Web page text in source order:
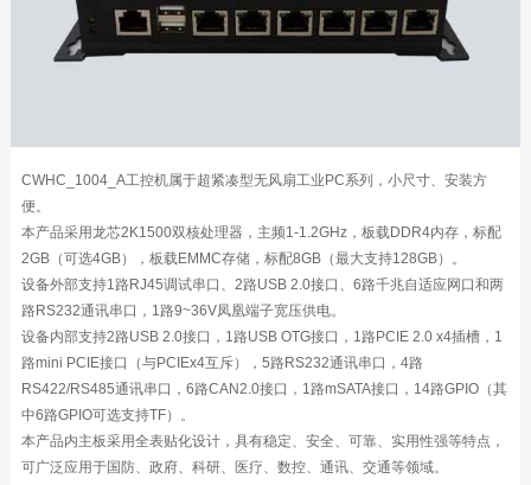
CWHC_1004_A工控机属于超紧凑型无风扇工业PC系列，小尺寸、安装方
便。
本产品采用龙芯2K1500双核处理器，主频1-1.2GHz，板载DDR4内存，标配
2GB（可选4GB），板载EMMC存储，标配8GB（最大支持128GB）。
设备外部支持1路RJ45调试串口、2路USB 2.0接口、6路千兆自适应网口和两
路RS232通讯串口，1路9~36V凤凰端子宽压供电。
设备内部支持2路USB 2.0接口，1路USB OTG接口，1路PCIE 2.0 x4插槽，1
路mini PCIE接口（与PCIEx4互斥），5路RS232通讯串口，4路
RS422/RS485通讯串口，6路CAN2.0接口，1路mSATA接口，14路GPIO（其
中6路GPIO可选支持TF）。
本产品内主板采用全表贴化设计，具有稳定、安全、可靠、实用性强等特点，
可广泛应用于国防、政府、科研、医疗、数控、通讯、交通等领域。